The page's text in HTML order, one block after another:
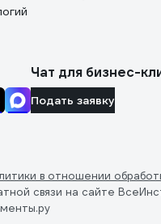
Чат для бизнес-
Подать заявку
в отношении
связи на сайте